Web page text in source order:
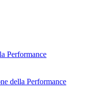
Performance
della Performance